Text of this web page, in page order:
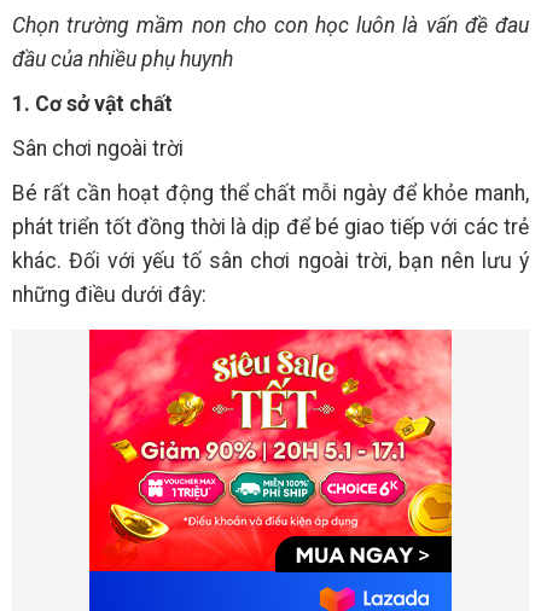
Chọn trường mầm non cho con học luôn là vấn đề đau
đầu của nhiều phụ huynh
1. Cơ sở vật chất
Sân chơi ngoài trời
Bé rất cần hoạt động thể chất mỗi ngày để khỏe manh,
phát triển tốt đồng thời là dịp để bé giao tiếp với các trẻ
khác. Đối với yếu tố sân chơi ngoài trời, bạn nên lưu ý
những điều dưới đây: